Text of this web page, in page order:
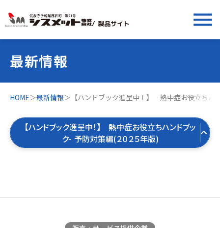
/ 製品サイト menu
最新情報
HOME＞最新情報＞ 【ハンドブック進呈中！】 熱中症お役立ちハ
【ハンドブック進呈中！】 熱中症お役立ちハンドブッ
ク- 予防対策編(２０２５年版)
製品お役立ち情報